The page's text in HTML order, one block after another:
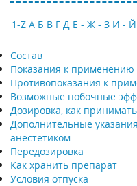
1-Z А Б В Г Д Е - Ж - З И - Й
Состав
Показания к применению
Противопоказания к
Возможные побочные
Дозировка, как
Дополнительные
анестетиком
Передозировка
Как хранить препарат
Условия отпуска